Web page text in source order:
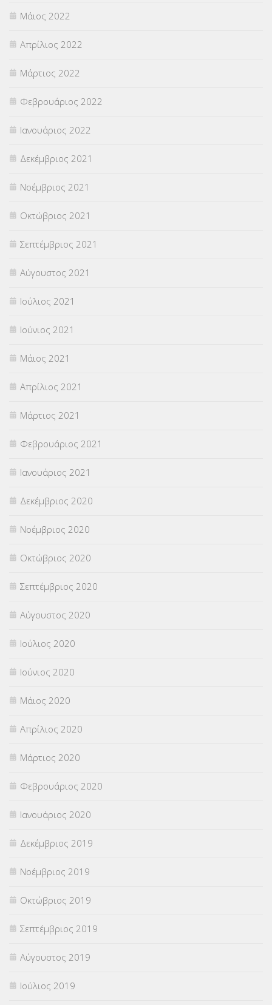
Μάιος 2022
Απρίλιος 2022
Μάρτιος 2022
Φεβρουάριος 2022
Ιανουάριος 2022
Δεκέμβριος 2021
Νοέμβριος 2021
Οκτώβριος 2021
Σεπτέμβριος 2021
Αύγουστος 2021
Ιούλιος 2021
Ιούνιος 2021
Μάιος 2021
Απρίλιος 2021
Μάρτιος 2021
Φεβρουάριος 2021
Ιανουάριος 2021
Δεκέμβριος 2020
Νοέμβριος 2020
Οκτώβριος 2020
Σεπτέμβριος 2020
Αύγουστος 2020
Ιούλιος 2020
Ιούνιος 2020
Μάιος 2020
Απρίλιος 2020
Μάρτιος 2020
Φεβρουάριος 2020
Ιανουάριος 2020
Δεκέμβριος 2019
Νοέμβριος 2019
Οκτώβριος 2019
Σεπτέμβριος 2019
Αύγουστος 2019
Ιούλιος 2019